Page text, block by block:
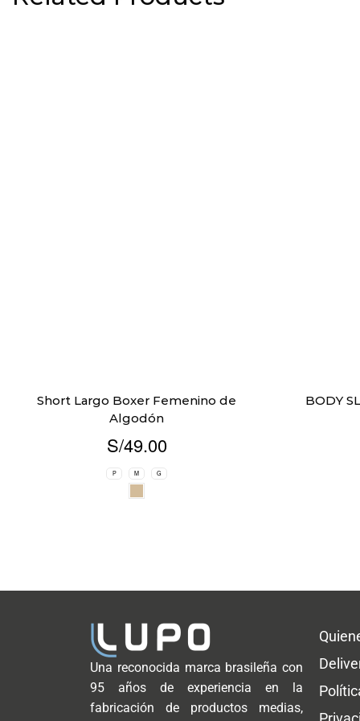
Short Largo Boxer Femenino de
Algodón
S/49.00
P M G
BODY
Una reconocida marca brasileña con
95 años de experiencia en la
fabricación de productos medias,